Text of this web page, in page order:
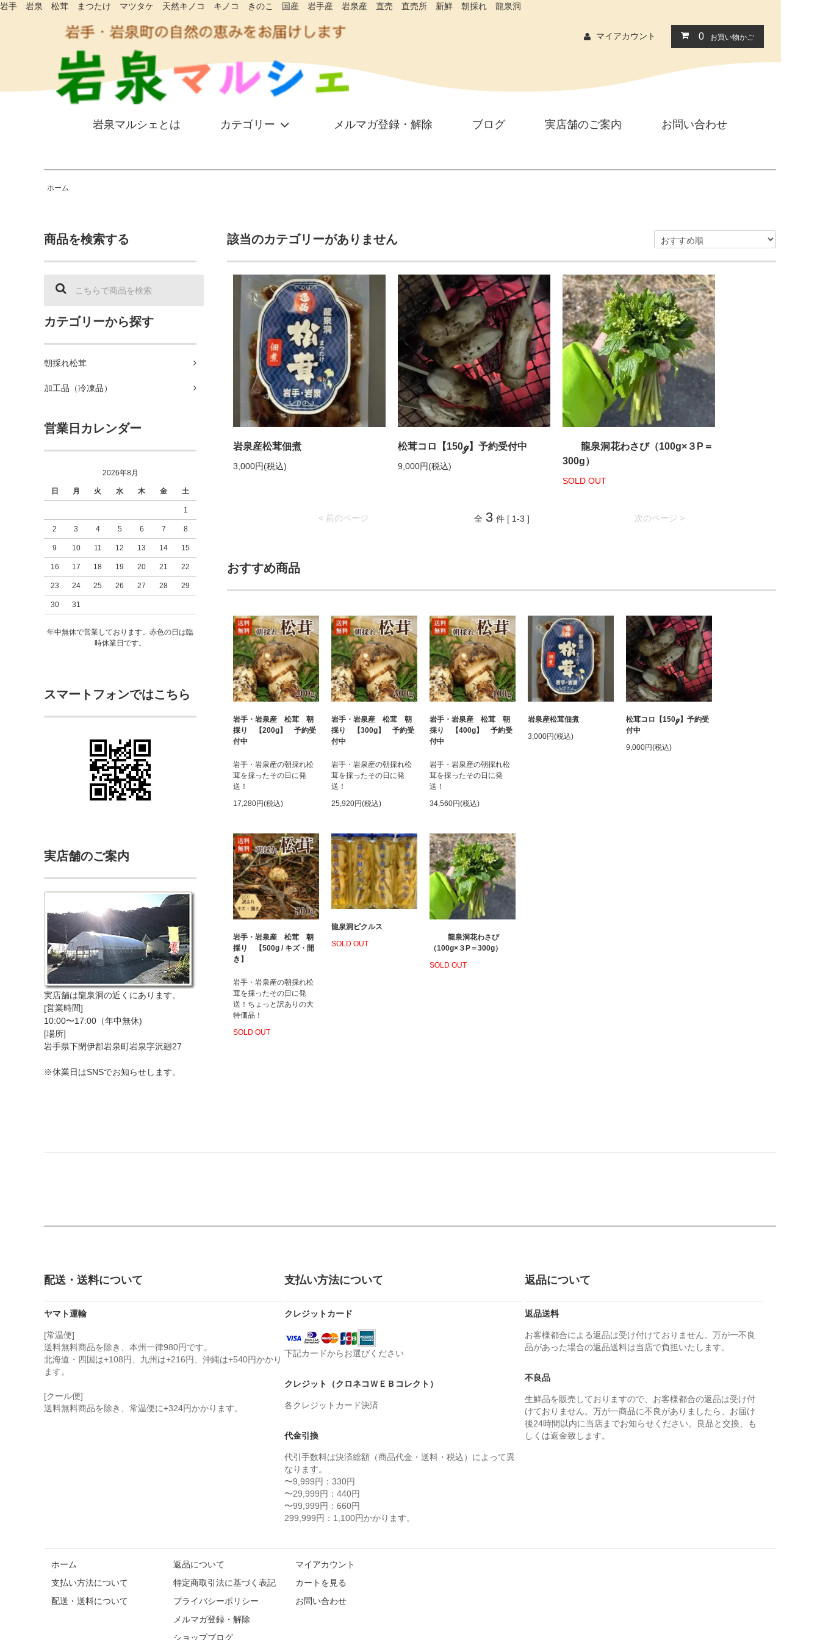
岩手 岩泉 松茸 まつたけ マツタケ 天然キノコ キノコ きのこ 国産 岩手産 岩泉産 直売 直売所 新鮮 朝採れ 龍泉洞
マイアカウント 0 お買い物かご
岩泉マルシェとは カテゴリー メルマガ登録・解除 ブログ 実店舗のご案内 お問い合わせ
ホーム
商品を検索する
カテゴリーから探す
朝採れ松茸
加工品（冷凍品）
営業日カレンダー
2026年8月
日 月 火 水 木 金 土
1
2 3 4 5 6 7 8
9 10 11 12 13 14 15
16 17 18 19 20 21 22
23 24 25 26 27 28 29
30 31
年中無休で営業しております。赤色の日は臨
時休業日です。
スマートフォンではこちら
実店舗のご案内
実店舗は龍泉洞の近くにあります。
[営業時間]
10:00〜17:00（年中無休)
[場所]
岩手県下閉伊郡岩泉町岩泉字沢廻27
※休業日はSNSでお知らせします。
該当のカテゴリーがありません
岩泉産松茸佃煮
3,000円(税込)
松茸コロ【150ℊ】予約受付中
9,000円(税込)
龍泉洞花わさび（100g×３P＝
300g）
SOLD OUT
< 前のページ 次のページ >
全 3 件 [ 1-3 ]
おすすめ商品
岩手・岩泉産 松茸 朝
採り 【200g】 予約受
付中
岩手・岩泉産の朝採れ松
茸を採ったその日に発
送！
17,280円(税込)
岩手・岩泉産 松茸 朝
採り 【300g】 予約受
付中
岩手・岩泉産の朝採れ松
茸を採ったその日に発
送！
25,920円(税込)
岩手・岩泉産 松茸 朝
採り 【400g】 予約受
付中
岩手・岩泉産の朝採れ松
茸を採ったその日に発
送！
34,560円(税込)
岩泉産松茸佃煮
3,000円(税込)
松茸コロ【150ℊ】予約受
付中
9,000円(税込)
岩手・岩泉産 松茸 朝
採り 【500g / キズ・開
き】
岩手・岩泉産の朝採れ松
茸を採ったその日に発
送！ちょっと訳ありの大
特価品！
SOLD OUT
龍泉洞ピクルス
SOLD OUT
龍泉洞花わさび
（100g×３P＝300g）
SOLD OUT
配送・送料について
ヤマト運輸
[常温便]
送料無料商品を除き、本州一律980円です。
北海道・四国は+108円、九州は+216円、沖縄は+540円かかり
ます。
[クール便]
送料無料商品を除き、常温便に+324円かかります。
支払い方法について
クレジットカード
下記カードからお選びください
クレジット（クロネコＷＥＢコレクト）
各クレジットカード決済
代金引換
代引手数料は決済総額（商品代金・送料・税込）によって異
なります。
〜9,999円：330円
〜29,999円：440円
〜99,999円：660円
299,999円：1,100円かかります。
返品について
返品送料
お客様都合による返品は受け付けておりません。万が一不良
品があった場合の返品送料は当店で負担いたします。
不良品
生鮮品を販売しておりますので、お客様都合の返品は受け付
けておりません。万が一商品に不良がありましたら、お届け
後24時間以内に当店までお知らせください。良品と交換、も
しくは返金致します。
ホーム
支払い方法について
配送・送料について
返品について
特定商取引法に基づく表記
プライバシーポリシー
メルマガ登録・解除
ショップブログ
マイアカウント
カートを見る
お問い合わせ